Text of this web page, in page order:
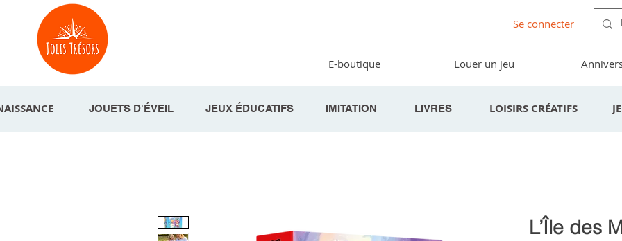
Se connecter
E-boutique Louer un jeu
JOUETS D'ÉVEIL JEUX ÉDUCATIFS IMITATION LIVRES LOISIRS CRÉATIFS
L’Île des